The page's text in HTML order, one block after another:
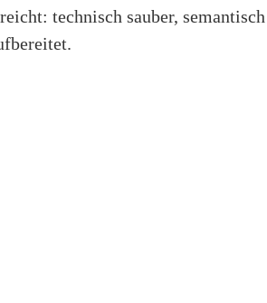
technisch sauber, semantisch